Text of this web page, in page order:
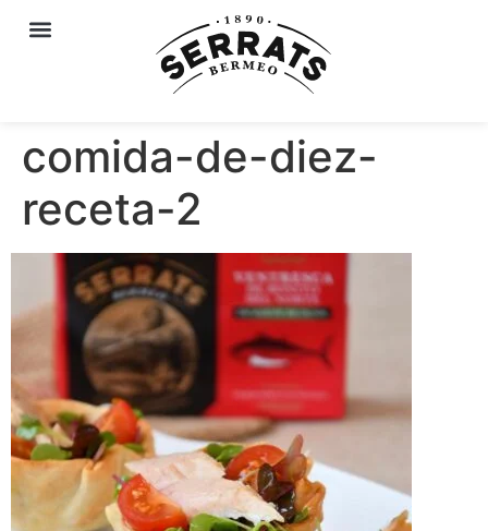
comida-de-diez-
receta-2